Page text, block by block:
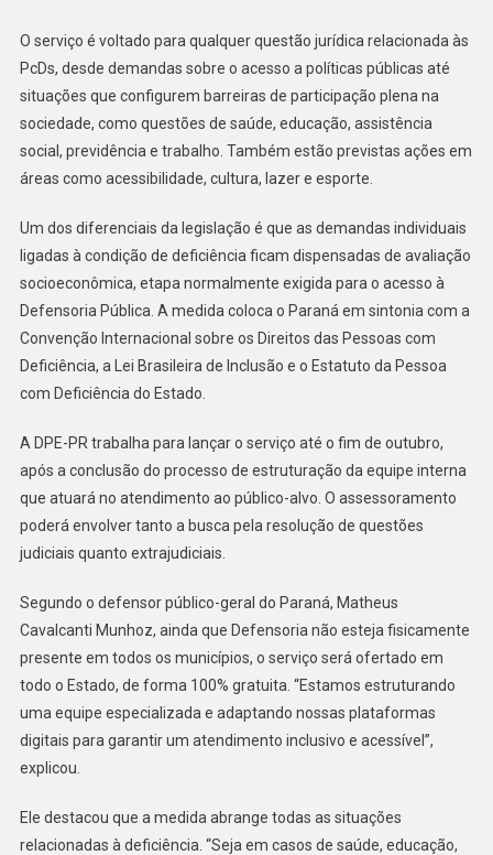
O serviço é voltado para qualquer questão jurídica relacionada às
PcDs, desde demandas sobre o acesso a políticas públicas até
situações que configurem barreiras de participação plena na
sociedade, como questões de saúde, educação, assistência
social, previdência e trabalho. Também estão previstas ações em
áreas como acessibilidade, cultura, lazer e esporte.
Um dos diferenciais da legislação é que as demandas individuais
ligadas à condição de deficiência ficam dispensadas de avaliação
socioeconômica, etapa normalmente exigida para o acesso à
Defensoria Pública. A medida coloca o Paraná em sintonia com a
Convenção Internacional sobre os Direitos das Pessoas com
Deficiência, a Lei Brasileira de Inclusão e o Estatuto da Pessoa
com Deficiência do Estado.
A DPE-PR trabalha para lançar o serviço até o fim de outubro,
após a conclusão do processo de estruturação da equipe interna
que atuará no atendimento ao público-alvo. O assessoramento
poderá envolver tanto a busca pela resolução de questões
judiciais quanto extrajudiciais.
Segundo o defensor público-geral do Paraná, Matheus
Cavalcanti Munhoz, ainda que Defensoria não esteja fisicamente
presente em todos os municípios, o serviço será ofertado em
todo o Estado, de forma 100% gratuita. “Estamos estruturando
uma equipe especializada e adaptando nossas plataformas
digitais para garantir um atendimento inclusivo e acessível”,
explicou.
Ele destacou que a medida abrange todas as situações
relacionadas à deficiência. “Seja em casos de saúde, educação,